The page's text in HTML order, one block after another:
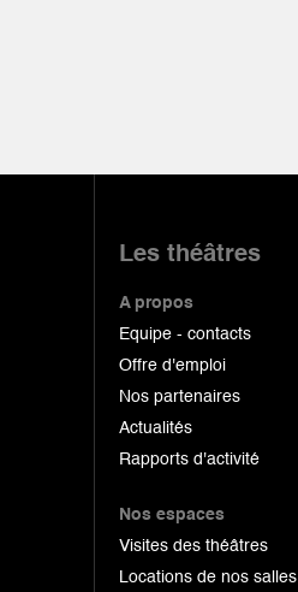
Les théâtres
A propos
Equipe - contacts
Offre d'emploi
Nos partenaires
Actualités
Rapports d'activité
Nos espaces
Visites des théâtres
Locations de nos salles